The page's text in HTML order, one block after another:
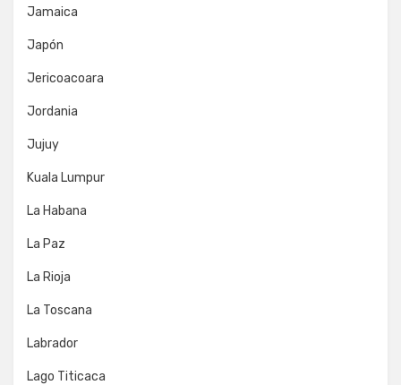
Jamaica
Japón
Jericoacoara
Jordania
Jujuy
Kuala Lumpur
La Habana
La Paz
La Rioja
La Toscana
Labrador
Lago Titicaca